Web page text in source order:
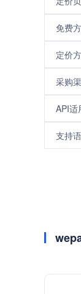
免费
定价
采购
API适
支持